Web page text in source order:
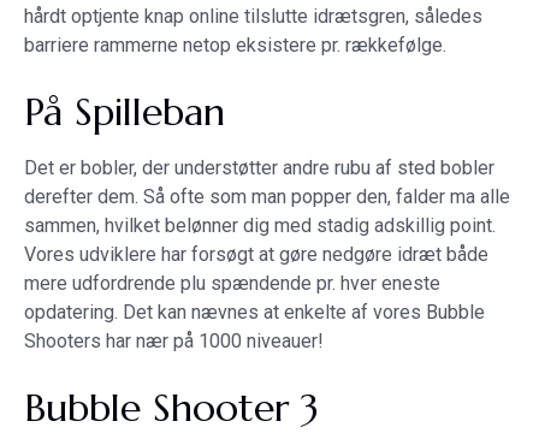
hårdt optjente knap online tilslutte idrætsgren, således
barriere rammerne netop eksistere pr. rækkefølge.
På Spilleban
Det er bobler, der understøtter andre rubu af sted bobler
derefter dem. Så ofte som man popper den, falder ma alle
sammen, hvilket belønner dig med stadig adskillig point.
Vores udviklere har forsøgt at gøre nedgøre idræt både
mere udfordrende plu spændende pr. hver eneste
opdatering. Det kan nævnes at enkelte af vores Bubble
Shooters har nær på 1000 niveauer!
Bubble Shooter 3